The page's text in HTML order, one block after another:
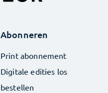
Abonneren
Print abonnement
Digitale edities los
bestellen